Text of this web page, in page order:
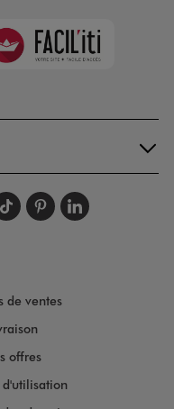
sursur
nous sur
nous
Suivez-nous
Suivez-
de ventes
offres